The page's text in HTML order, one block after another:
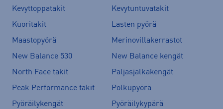
Kevyttoppatakit
Kevytuntuvatakit
Kuoritakit
Lasten pyörä
Maastopyörä
Merinovillakerrastot
New Balance 530
New Balance kengät
North Face takit
Paljasjalkakengät
Peak Performance takit
Polkupyörä
Pyöräilykengät
Pyöräilykypärä